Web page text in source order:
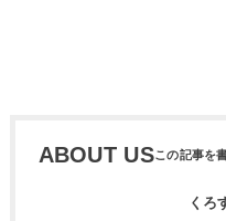
ABOUT US
くろ